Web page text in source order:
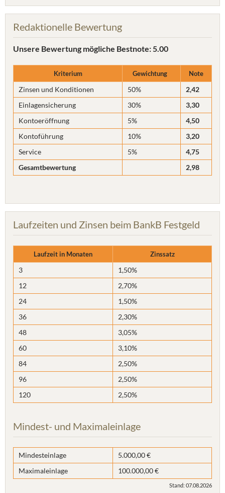
Redaktionelle Bewertung
Unsere Bewertung mögliche Bestnote: 5.00
Kriterium Gewichtung Note
Zinsen und Konditionen 50%
2,42
Einlagensicherung
30%
3,30
Kontoeröffnung
5%
4,50
Kontoführung
10%
3,20
Service
5%
4,75
Gesamtbewertung
2,98
Laufzeiten und Zinsen beim BankB Festgeld
Laufzeit in Monaten Zinssatz
3
1,50%
12
2,70%
24
1,50%
36
2,30%
48
3,05%
60
3,10%
84
2,50%
96
2,50%
120
2,50%
Mindest- und Maximaleinlage
Mindesteinlage
5.000,00 €
Maximaleinlage
100.000,00 €
Stand: 07.08.2026